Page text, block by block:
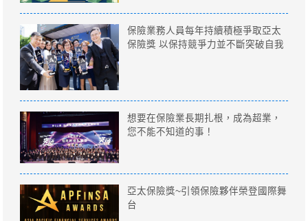
保險業務人員每年持續積極爭取亞太
保險獎 以保持競爭力並不斷突破自我
想要在保險業長期扎根，成為超業，
您不能不知道的事！
亞太保險獎~引領保險夥伴榮登國際舞
台